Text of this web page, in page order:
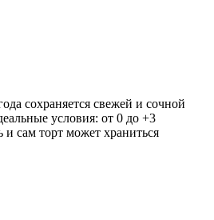
сохраняется свежей и сочной
условия: от 0 до +3
и сам торт может храниться